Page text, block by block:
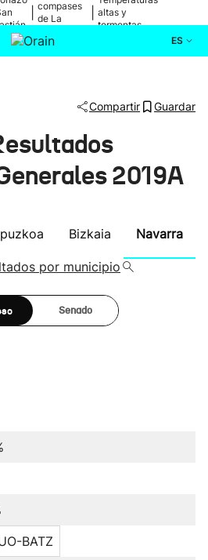
compases
de La
altas y
tormentas
ES
Compartir Guardar
2019A
Bizkaia Navarra
por municipio
Senado
BATZ